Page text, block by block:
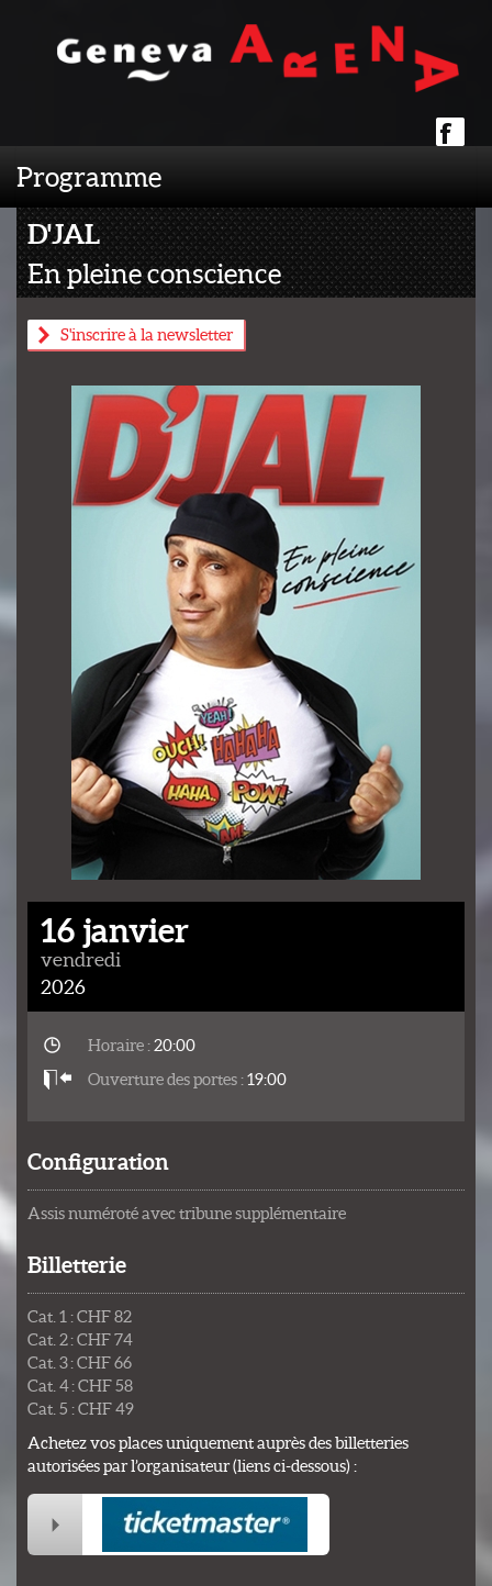
Programme
D'JAL
En pleine conscience
S'inscrire à la newsletter
16 janvier
vendredi
2026
Horaire :20:00
Ouverture des portes :19:00
Configuration
Assis numéroté avec tribune supplémentaire
Billetterie
Cat. 1 : CHF 82
Cat. 2 : CHF 74
Cat. 3 : CHF 66
Cat. 4 : CHF 58
Cat. 5 : CHF 49
Achetez vos places uniquement auprès des billetteries
autorisées par l’organisateur (liens ci-dessous) :